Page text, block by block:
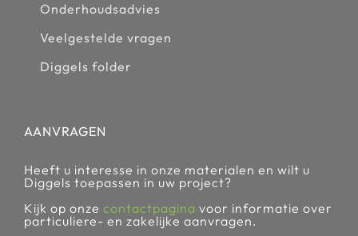
Onderhoudsadvies
Veelgestelde vragen
Diggels folder
AANVRAGEN
Heeft u interesse in onze materialen en wilt u
Diggels toepassen in uw project?
Kijk op onze contactpagina voor informatie over
particuliere- en zakelijke aanvragen.